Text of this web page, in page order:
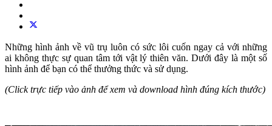
Những hình ảnh về vũ trụ luôn có sức lôi cuốn ngay cả với những
ai không thực sự quan tâm tới vật lý thiên văn. Dưới đây là một số
hình ảnh để bạn có thể thưởng thức và sử dụng.
(Click trực tiếp vào ảnh để xem và download hình đúng kích thước)